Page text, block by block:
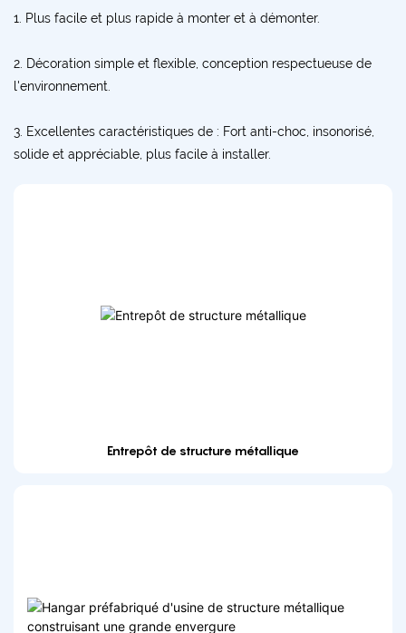
1. Plus facile et plus rapide à monter et à démonter.
2. Décoration simple et flexible, conception respectueuse de
l'environnement.
3. Excellentes caractéristiques de : Fort anti-choc, insonorisé,
solide et appréciable, plus facile à installer.
Entrepôt de structure métallique